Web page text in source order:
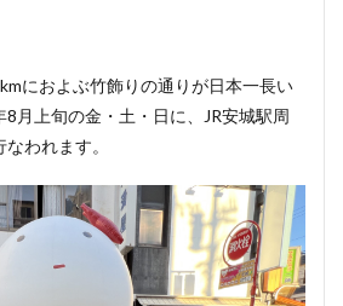
におよぶ竹飾りの通りが日本一長い
8月上旬の金・土・日に、JR安城駅周
われます。